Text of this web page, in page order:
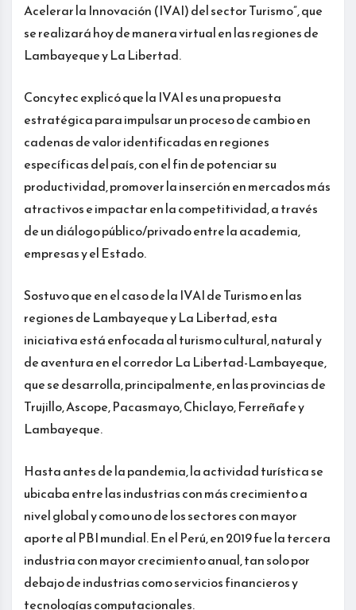
Acelerar la Innovación (IVAI) del sector Turismo”, que
se realizará hoy de manera virtual en las regiones de
Lambayeque y La Libertad.
Concytec explicó que la IVAI es una propuesta
estratégica para impulsar un proceso de cambio en
cadenas de valor identificadas en regiones
específicas del país, con el fin de potenciar su
productividad, promover la inserción en mercados más
atractivos e impactar en la competitividad, a través
de un diálogo público/privado entre la academia,
empresas y el Estado.
Sostuvo que en el caso de la IVAI de Turismo en las
regiones de Lambayeque y La Libertad, esta
iniciativa está enfocada al turismo cultural, natural y
de aventura en el corredor La Libertad-Lambayeque,
que se desarrolla, principalmente, en las provincias de
Trujillo, Ascope, Pacasmayo, Chiclayo, Ferreñafe y
Lambayeque.
Hasta antes de la pandemia, la actividad turística se
ubicaba entre las industrias con más crecimiento a
nivel global y como uno de los sectores con mayor
aporte al PBI mundial. En el Perú, en 2019 fue la tercera
industria con mayor crecimiento anual, tan solo por
debajo de industrias como servicios financieros y
tecnologías computacionales.